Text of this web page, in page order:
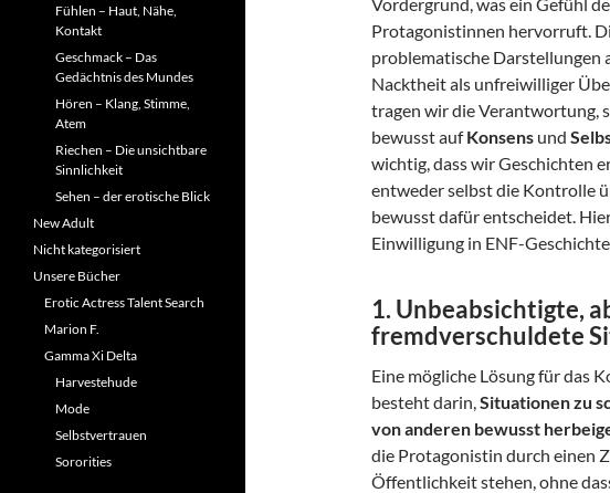
Protagonistinnen hervorruft.
problematische Darstellungen
Nacktheit als unfreiwilliger
tragen wir die Verantwortung,
bewusst aufKonsens und
wichtig, dass wir Geschichten
entweder selbst die Kontrolle
bewusst dafür entscheidet.
Einwilligung in ENF-
1. Unbeabsichtigte,
fremdverschuldete
Eine mögliche Lösung für das
besteht darin,Situationen zu
von anderen bewusst
die Protagonistin durch einen
Öffentlichkeit stehen, ohne
Fühlen – Haut, Nähe,
Kontakt
Geschmack – Das
Gedächtnis des Mundes
Hören – Klang, Stimme,
Atem
Riechen – Die unsichtbare
Sinnlichkeit
Sehen – der erotische Blick
New Adult
Nicht kategorisiert
Unsere Bücher
Erotic Actress Talent Search
Marion F.
Gamma Xi Delta
Harvestehude
Mode
Selbstvertrauen
Sororities